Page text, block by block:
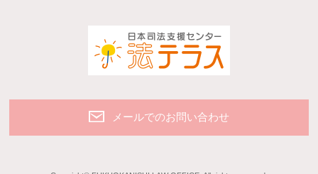
メールでのお問い合わせ